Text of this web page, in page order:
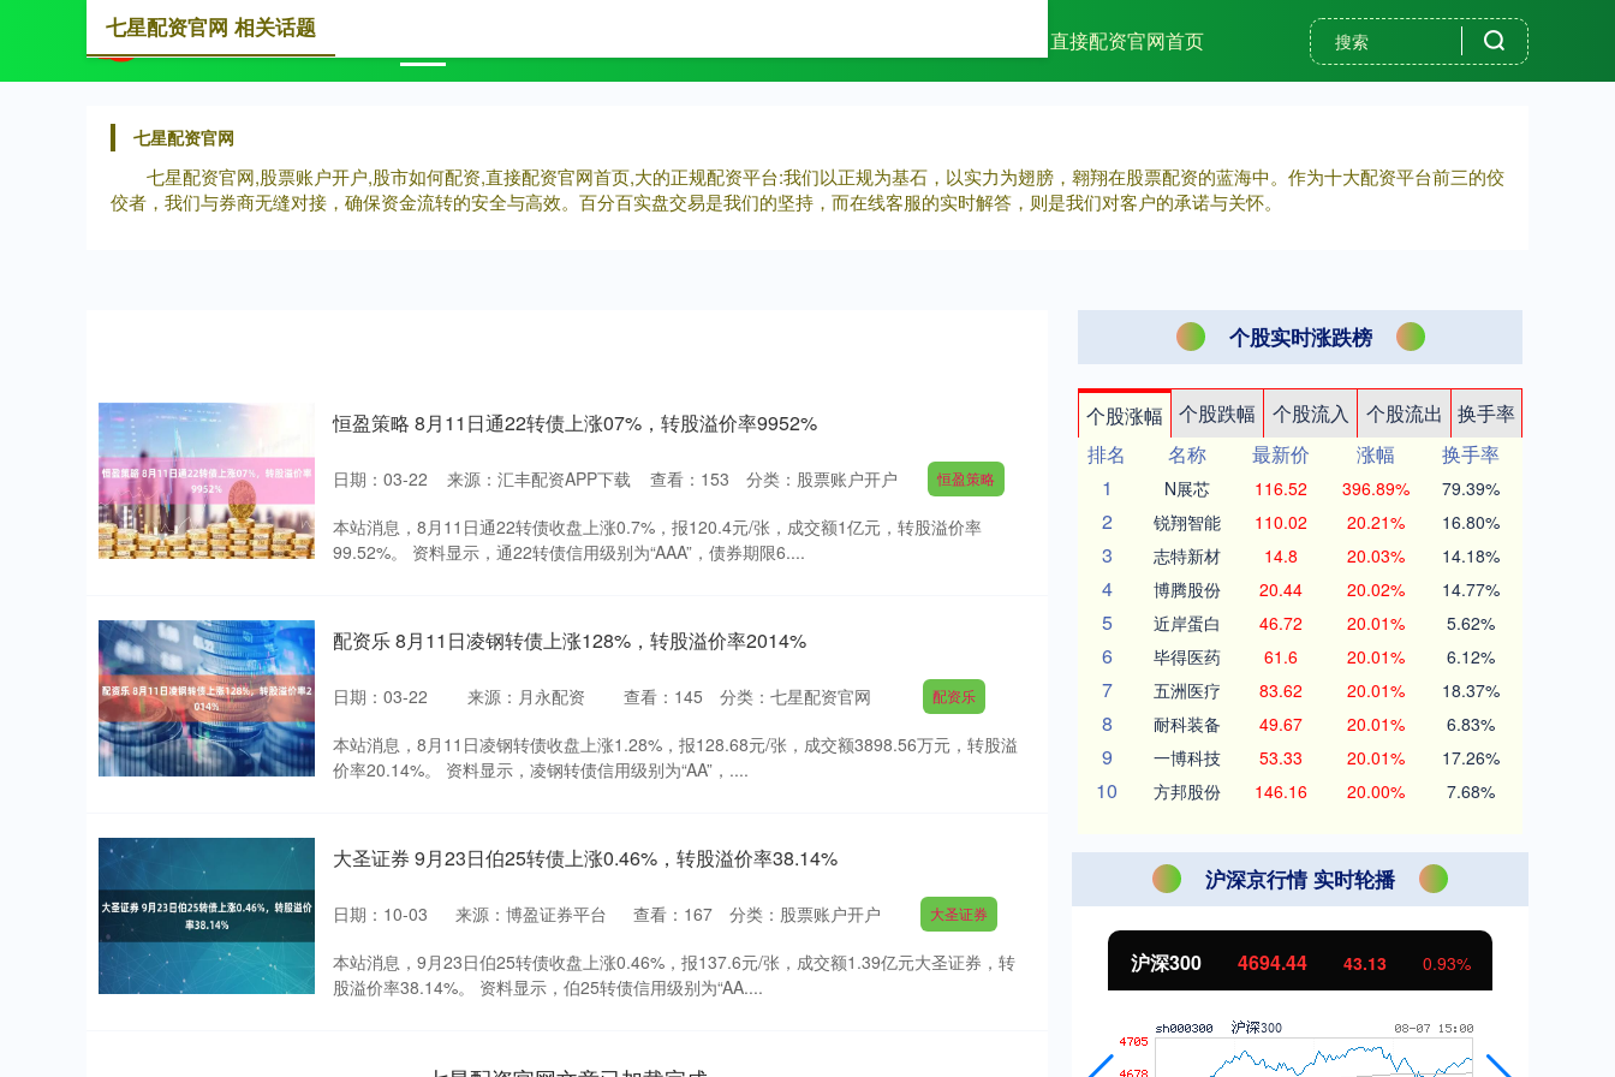
直接配资官网首页
七星配资官网
七星配资官网,股票账户开户,股市如何配资,直接配资官网首页,大的正规配资平台:我们以正规为基石，以实力为翅膀，翱翔在股票配资的蓝海中。作为十大配资平台前三的佼
佼者，我们与券商无缝对接，确保资金流转的安全与高效。百分百实盘交易是我们的坚持，而在线客服的实时解答，则是我们对客户的承诺与关怀。
七星配资官网 相关话题
恒盈策略 8月11日通22转债上涨07%，转股溢价率9952%
日期：03-22 来源：汇丰配资APP下载 查看： 153 分类： 股票账户开户 恒盈策略
本站消息，8月11日通22转债收盘上涨0.7%，报120.4元/张，成交额1亿元，转股溢价率
99.52%。 资料显示，通22转债信用级别为“AAA”，债券期限6....
配资乐 8月11日凌钢转债上涨128%，转股溢价率2014%
日期：03-22 来源：月永配资 查看： 145 分类： 七星配资官网 配资乐
本站消息，8月11日凌钢转债收盘上涨1.28%，报128.68元/张，成交额3898.56万元，转股溢
价率20.14%。 资料显示，凌钢转债信用级别为“AA”，....
大圣证券 9月23日伯25转债上涨0.46%，转股溢价率38.14%
日期：10-03 来源：博盈证券平台 查看： 167 分类： 股票账户开户 大圣证券
本站消息，9月23日伯25转债收盘上涨0.46%，报137.6元/张，成交额1.39亿元大圣证券，转
股溢价率38.14%。 资料显示，伯25转债信用级别为“AA....
个股实时涨跌榜
个股涨幅 个股跌幅 个股流入 个股流出
换手率
排名
名称 最新价 涨幅
换手率
1
N展芯 116.52 396.89% 79.39%
2 锐翔智能 110.02 20.21% 16.80%
3 志特新材 14.8 20.03% 14.18%
4 博腾股份 20.44 20.02% 14.77%
5 近岸蛋白 46.72 20.01% 5.62%
6 毕得医药 61.6 20.01% 6.12%
7 五洲医疗 83.62 20.01% 18.37%
8 耐科装备 49.67 20.01% 6.83%
9 一博科技 53.33 20.01% 17.26%
10 方邦股份 146.16 20.00% 7.68%
沪深京行情 实时轮播
深证成指 14311.01 200.89 1.42% 沪深300 4694.44 43.13 0.93% 北证50 1134.24 11.37 1.01%